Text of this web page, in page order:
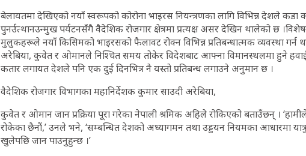
बेलायतमा देखिएको नयाँ स्वरूपको कोरोना भाइरस नियन्त्रणका लागि विभिन्न देशले
पुनर्उत्थानउन्मुख पर्यटनसँगै वैदेशिक रोजगार क्षेत्रमा प्रत्यक्ष असर देखिन थालेको छ
मुलुकहरूले नयाँ किसिमको भाइरसको फैलावट रोक्न विभिन्न प्रतिबन्धात्मक व्यवस्था गर्न
अरेबिया, कुवेत र ओमानले निश्चित समय तोकेर विदेशबाट आफ्ना विमानस्थलमा हुने
कतार लगायत देशले पनि एक दुई दिनभित्र नै यस्तो प्रतिबन्ध लगाउने अनुमान छ ।
वैदेशिक रोजगार विभागका महानिर्देशक कुमार साउदी अरेबिया,
कुवेत र ओमान जान प्रक्रिया पूरा गरेका नेपाली श्रमिक अहिले रोकिएको बताउँछन् ।
रोकेका छैनौं,’ उनले भने, ‘सम्बन्धित देशको अध्यागमन तथा उड्डयन नियमका आधारमा यात्रु
खुलेपछि जान पाउनुहुन्छ ।’